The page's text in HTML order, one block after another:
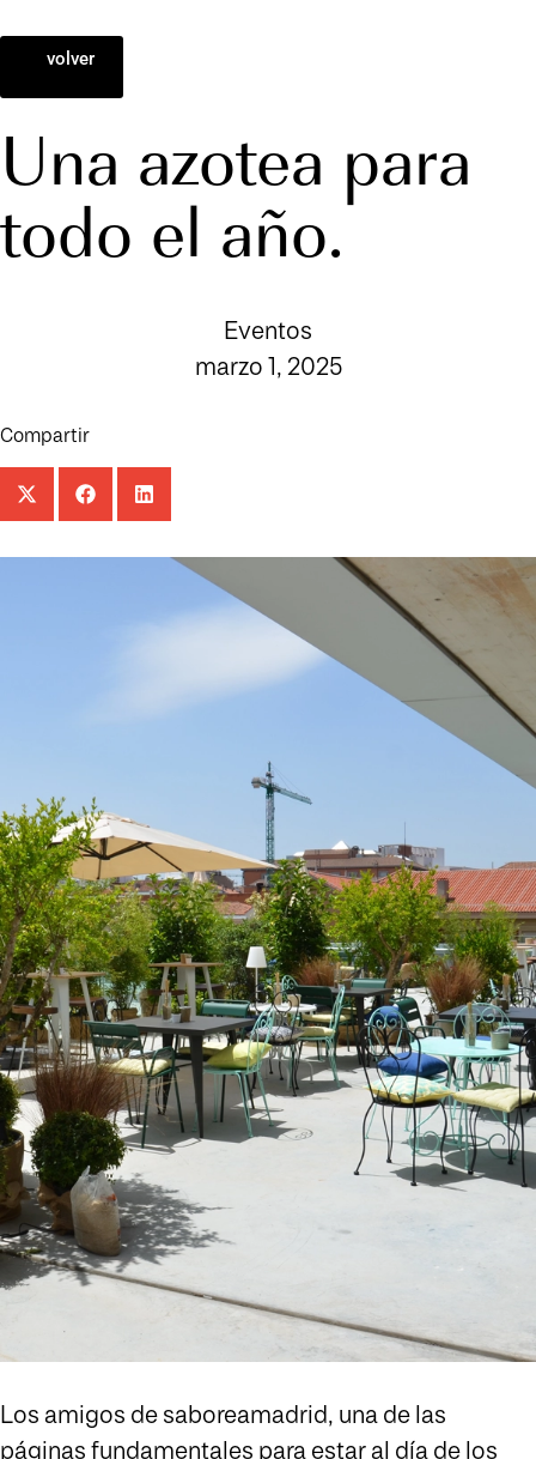
volver
Una azotea para
todo el año.
Eventos
marzo 1, 2025
Compartir
Los amigos de saboreamadrid, una de las
páginas fundamentales para estar al día de los